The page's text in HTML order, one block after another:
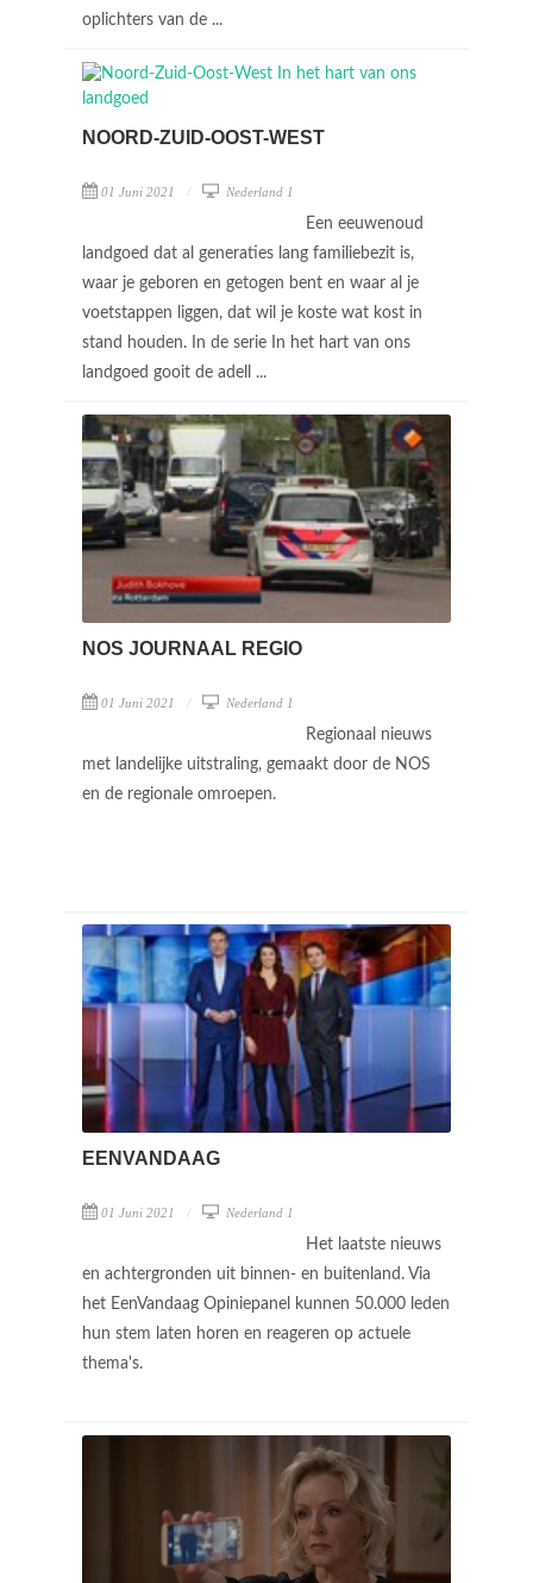
oplichters van de ...
NOORD-ZUID-OOST-WEST
01 Juni 2021 Nederland 1
Een eeuwenoud
landgoed dat al generaties lang familiebezit is,
waar je geboren en getogen bent en waar al je
voetstappen liggen, dat wil je koste wat kost in
stand houden. In de serie In het hart van ons
landgoed gooit de adell ...
NOS JOURNAAL REGIO
01 Juni 2021 Nederland 1
Regionaal nieuws
met landelijke uitstraling, gemaakt door de NOS
en de regionale omroepen.
EENVANDAAG
01 Juni 2021 Nederland 1
Het laatste nieuws
en achtergronden uit binnen- en buitenland. Via
het EenVandaag Opiniepanel kunnen 50.000 leden
hun stem laten horen en reageren op actuele
thema's.